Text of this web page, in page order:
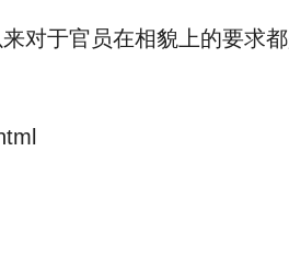
于官员在相貌上的要求都